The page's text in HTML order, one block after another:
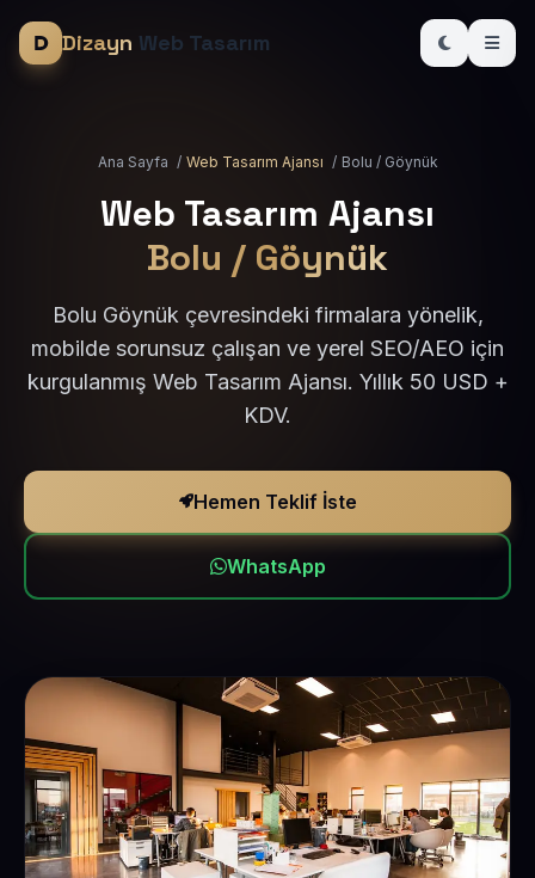
Dizayn Web Tasarım
Ana Sayfa / Web Tasarım Ajansı / Bolu / Göynük
Web Tasarım Ajansı
Bolu / Göynük
Bolu Göynük çevresindeki firmalara yönelik,
mobilde sorunsuz çalışan ve yerel SEO/AEO için
kurgulanmış Web Tasarım Ajansı. Yıllık 50 USD +
KDV.
Hemen Teklif İste
WhatsApp